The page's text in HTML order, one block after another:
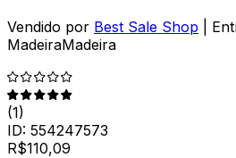
Vendido por Best Sale Shop
|
MadeiraMadeira
(1)
ID: 554247573
R$110,09